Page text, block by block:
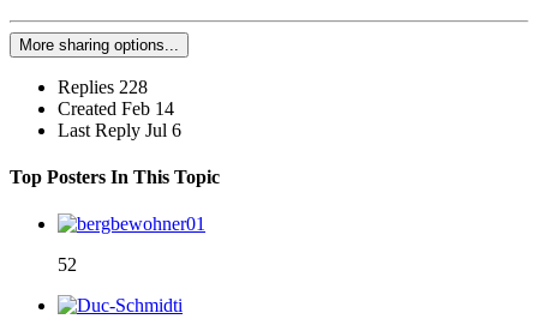
More sharing options...
Replies 228
Created Feb 14
Last Reply Jul 6
Top Posters In This Topic
52